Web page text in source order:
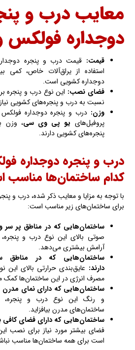
معایب درب و
دوجداره فولکس
قیمت: قیمت درب و پنجره
استفاده از یراق‌آلات خاص، کمی
دوجداره کشویی است.
فضای نصب: این نوع درب و
نسبت به درب و پنجره‌های کشویی نیاز
وزن: درب و پنجره دوجداره فولکس
پروفیل‌های یو پی وی سی، وزن
پنجره‌های کشویی دارند.
درب و پنجره دوجداره
کدام ساختمان‌ها مناسب
با توجه به مزایا و معایب ذکر شده، درب و
برای ساختمان‌های زیر مناسب است:
ساختمان‌هایی که در مناطق پر سر و
صوتی بالای این نوع درب و پنجره،
آرامش بیشتری می‌دهد.
ساختمان‌هایی که در مناطق
دارند: عایق‌بندی حرارتی بالای
مصرف انرژی در این ساختمان‌ها کمک
ساختمان‌هایی که دارای نمای
و رنگ این نوع درب و پنجره،
ساختمان‌های مدرن بیافزاید.
ساختمان‌هایی که دارای فضای
فضای بیشتر مورد نیاز برای نصب
است برای همه ساختمان‌ها مناسب